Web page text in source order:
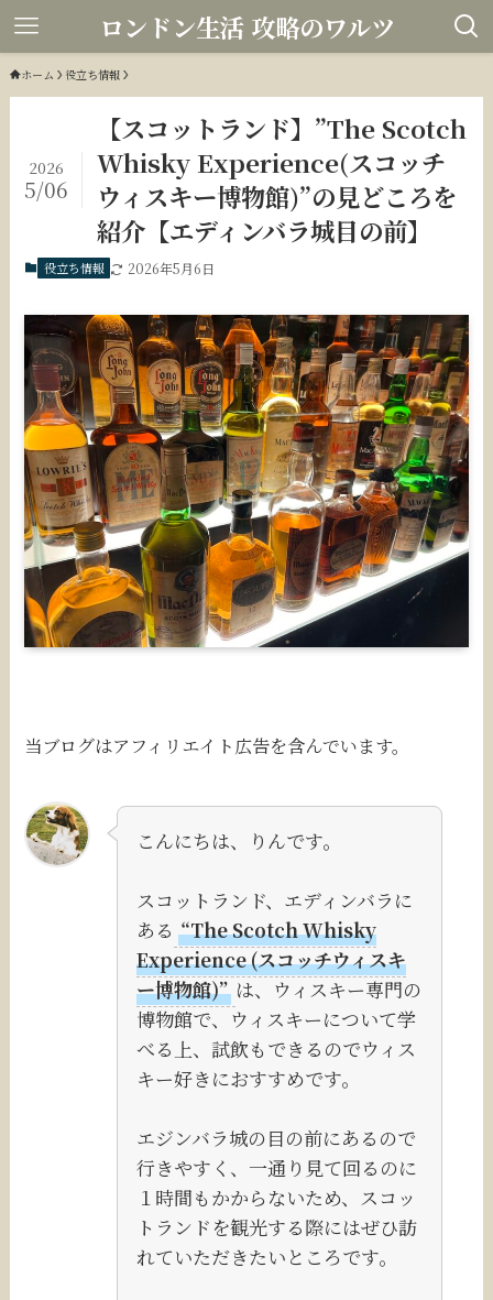
ロンドン生活 攻略のワルツ
ホーム 役立ち情報
【スコットランド】”The Scotch
Whisky Experience(スコッチ
ウィスキー博物館)”の見どころを
紹介【エディンバラ城目の前】
2026
5/06
役立ち情報 2026年5月6日
当ブログはアフィリエイト広告を含んでいます。
こんにちは、りんです。
スコットランド、エディンバラに
ある “The Scotch Whisky
Experience (スコッチウィスキ
ー博物館)” は、ウィスキー専門の
博物館で、ウィスキーについて学
べる上、試飲もできるのでウィス
キー好きにおすすめです。
エジンバラ城の目の前にあるので
行きやすく、一通り見て回るのに
１時間もかからないため、スコッ
トランドを観光する際にはぜひ訪
れていただきたいところです。